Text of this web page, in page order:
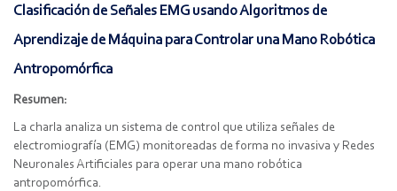
Clasificación de Señales EMG usando Algoritmos de
Aprendizaje de Máquina para Controlar una Mano Robótica
Antropomórfica
Resumen:
La charla analiza un sistema de control que utiliza señales de
electromiografía (EMG) monitoreadas de forma no invasiva y Redes
Neuronales Artificiales para operar una mano robótica
antropomórfica.